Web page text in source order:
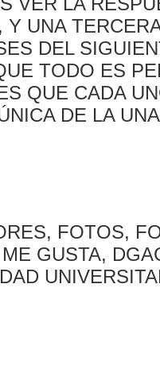
Y UNA
DEL
TODO ES
QUE CADA
DE LA
FOTOS,
GUSTA,